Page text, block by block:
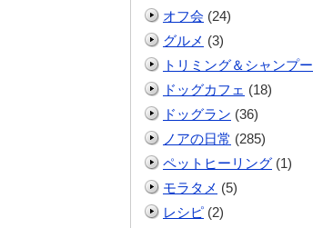
オフ会 (24)
グルメ (3)
トリミング＆シャンプー
ドッグカフェ (18)
ドッグラン (36)
ノアの日常 (285)
ペットヒーリング (1)
モラタメ (5)
レシピ (2)